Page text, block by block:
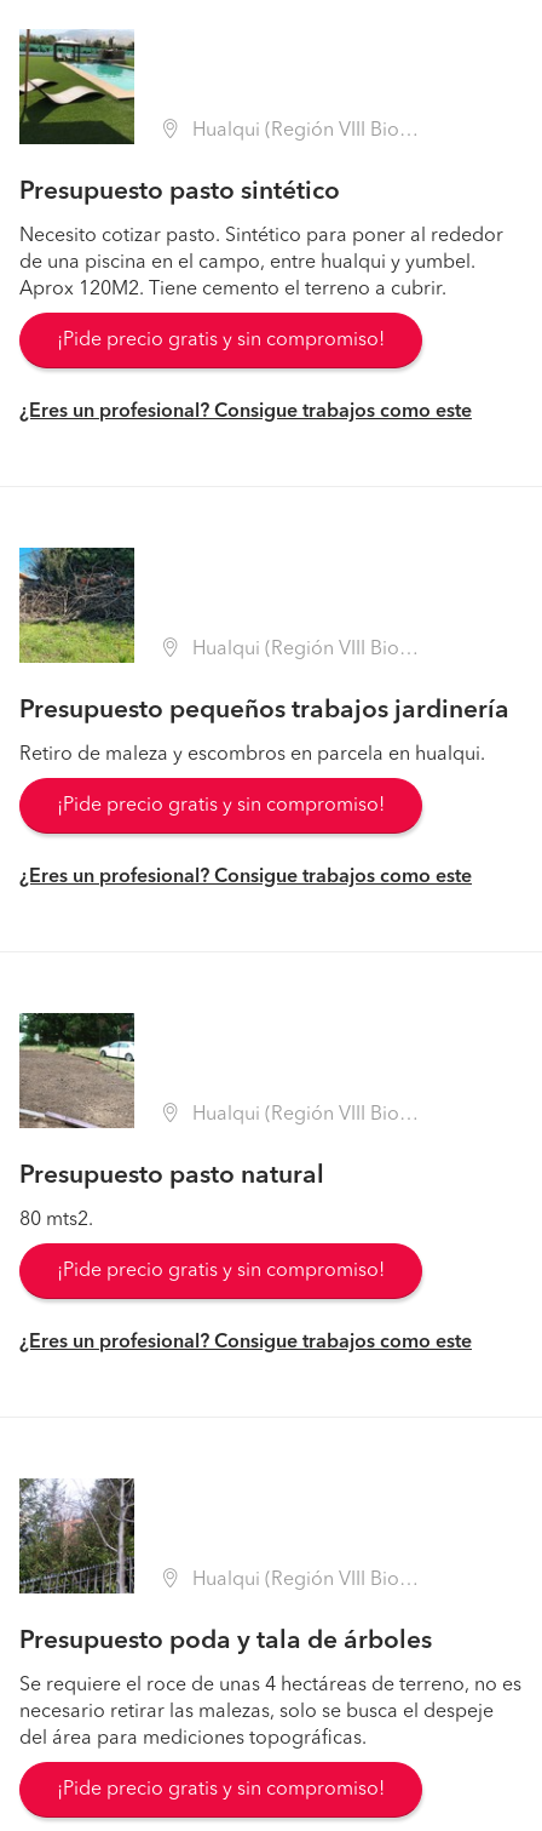
Hualqui (Región VIII Biobío - Concepción)
Presupuesto pasto sintético
Necesito cotizar pasto. Sintético para poner al rededor
de una piscina en el campo, entre hualqui y yumbel.
Aprox 120M2. Tiene cemento el terreno a cubrir.
¡Pide precio gratis y sin compromiso!
¿Eres un profesional? Consigue trabajos como este
Hualqui (Región VIII Biobío - Concepción)
Presupuesto pequeños trabajos jardinería
Retiro de maleza y escombros en parcela en hualqui.
¡Pide precio gratis y sin compromiso!
¿Eres un profesional? Consigue trabajos como este
Hualqui (Región VIII Biobío - Concepción)
Presupuesto pasto natural
80 mts2.
¡Pide precio gratis y sin compromiso!
¿Eres un profesional? Consigue trabajos como este
Hualqui (Región VIII Biobío - Concepción)
Presupuesto poda y tala de árboles
Se requiere el roce de unas 4 hectáreas de terreno, no es
necesario retirar las malezas, solo se busca el despeje
del área para mediciones topográficas.
¡Pide precio gratis y sin compromiso!